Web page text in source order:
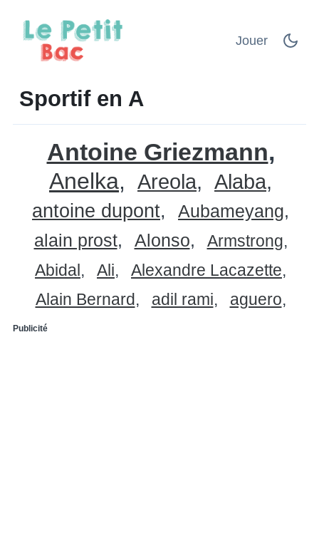
Jouer
Sportif en A
Antoine Griezmann
Anelka Areola Alaba
antoine dupont
Aubameyang
alain prost
Alonso
Armstrong
Abidal
Ali
Alexandre Lacazette
Alain Bernard
adil rami aguero
Publicité